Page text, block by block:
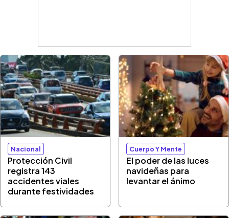
Nacional
Protección Civil
registra 143
accidentes viales
durante festividades
Cuerpo Y Mente
El poder de las luces
navideñas para
levantar el ánimo